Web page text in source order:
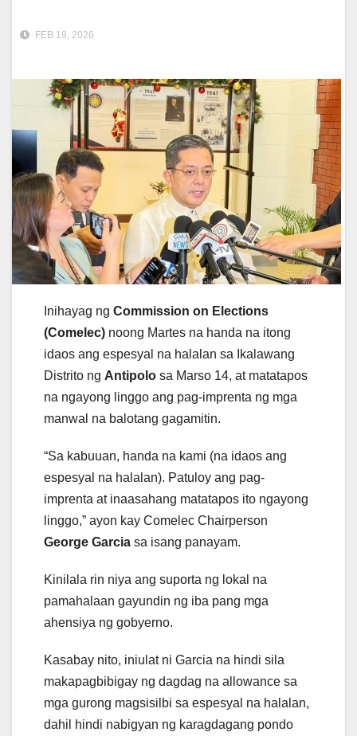
FEB 18, 2026
Inihayag ng Commission on Elections
(Comelec) noong Martes na handa na itong
idaos ang espesyal na halalan sa Ikalawang
Distrito ng Antipolo sa Marso 14, at matatapos
na ngayong linggo ang pag-imprenta ng mga
manwal na balotang gagamitin.
“Sa kabuuan, handa na kami (na idaos ang
espesyal na halalan). Patuloy ang pag-
imprenta at inaasahang matatapos ito ngayong
linggo,” ayon kay Comelec Chairperson
George Garcia sa isang panayam.
Kinilala rin niya ang suporta ng lokal na
pamahalaan gayundin ng iba pang mga
ahensiya ng gobyerno.
Kasabay nito, iniulat ni Garcia na hindi sila
makapagbibigay ng dagdag na allowance sa
mga gurong magsisilbi sa espesyal na halalan,
dahil hindi nabigyan ng karagdagang pondo